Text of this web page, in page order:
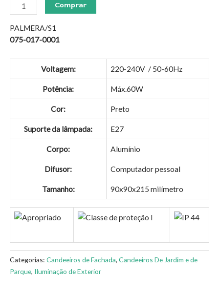
Comprar
PALMERA/S1
075-017-0001
Voltagem: 220-240V / 50-60Hz
Potência: Máx.60W
Cor: Preto
Suporte da lâmpada: E27
Corpo: Alumínio
Difusor: Computador pessoal
Tamanho: 90x90x215 milímetro
Categorias: Candeeiros de Fachada, Candeeiros De Jardim e de
Parque, Iluminação de Exterior